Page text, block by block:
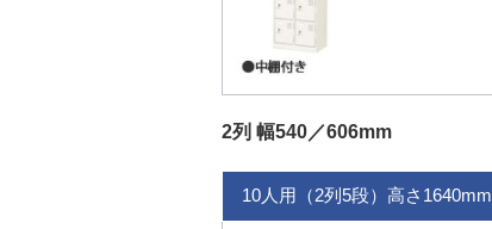
2列 幅540／606mm
10人用（2列5段）高さ1640mm